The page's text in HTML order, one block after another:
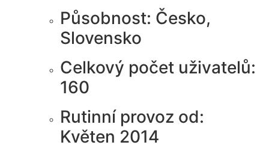
Působnost: Česko,
Slovensko
Celkový počet uživatelů:
160
Rutinní provoz od:
Květen 2014